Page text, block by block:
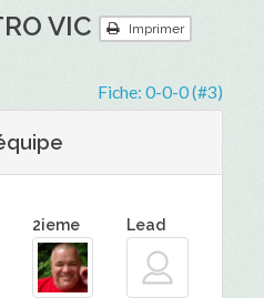
VIC Imprimer
Fiche: 0-0-0 (#3)
2ieme Lead